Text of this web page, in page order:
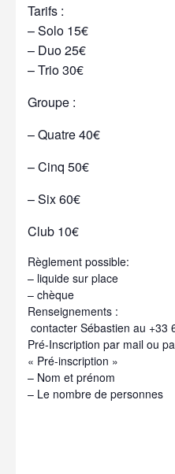
Tarifs :
– Solo 15€
– Duo 25€
– Trio 30€
Groupe :
– Quatre 40€
– Cinq 50€
– Six 60€
Club 10€
Règlement possible:
– liquide sur place
– chèque
Renseignements :
contacter Sébastien au +33
Pré-Inscription par mail ou
« Pré-inscription »
– Nom et prénom
– Le nombre de personnes